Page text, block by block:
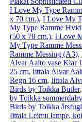
I Love My Type
x 70 cm.), I Love My
My Type Ramme
(50 x 70 cm.), I Love
My Type Ramme
Ramme Messing (A3),
Alvar Aalto vase Klar
25 cm, Iittala Alvar
Regn 16 cm, Iittala
Birds by Toikka Butler,
by Toikka
Birds by Toikka
Iittala Leimu lampe,